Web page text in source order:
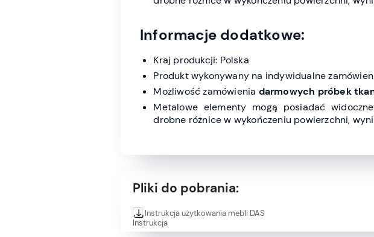
Informacje dodatkowe:
Kraj produkcji: Polska
Produkt wykonywany na indywidualne
Możliwość zamówienia darmowych próbek
Metalowe elementy mogą posiadać
drobne różnice w wykończeniu powierzchni,
Pliki do pobrania:
Instrukcja użytkowania mebli DAS